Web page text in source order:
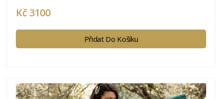
Kč 3100
Přidat Do Košíku